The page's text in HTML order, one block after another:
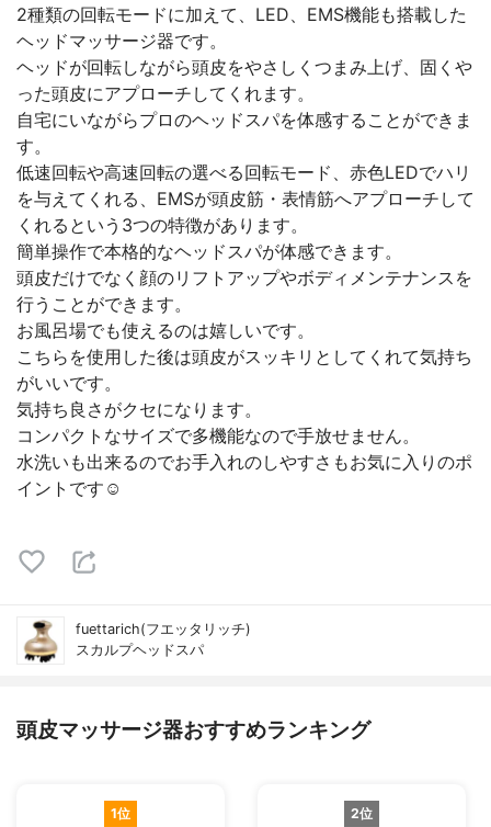
2種類の回転モードに加えて、LED、EMS機能も搭載した
ヘッドマッサージ器です。
ヘッドが回転しながら頭皮をやさしくつまみ上げ、固くや
った頭皮にアプローチしてくれます。
自宅にいながらプロのヘッドスパを体感することができま
す。
低速回転や高速回転の選べる回転モード、赤色LEDでハリ
を与えてくれる、EMSが頭皮筋・表情筋へアプローチして
くれるという3つの特徴があります。
簡単操作で本格的なヘッドスパが体感できます。
頭皮だけでなく顔のリフトアップやボディメンテナンスを
行うことができます。
お風呂場でも使えるのは嬉しいです。
こちらを使用した後は頭皮がスッキリとしてくれて気持ち
がいいです。
気持ち良さがクセになります。
コンパクトなサイズで多機能なので手放せません。
水洗いも出来るのでお手入れのしやすさもお気に入りのポ
イントです☺️
fuettarich(フエッタリッチ)
スカルプヘッドスパ
頭皮マッサージ器おすすめランキング
1位 2位